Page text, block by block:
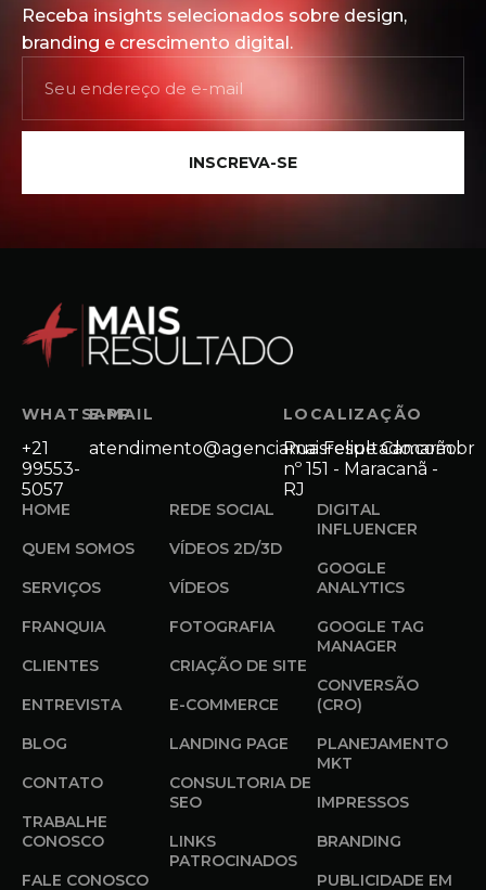
Receba insights selecionados sobre design,
branding e crescimento digital.
INSCREVA-SE
WHATSAPP
+21
99553-
5057
E-MAIL
atendimento@agenciamaisresultado.com.br
LOCALIZAÇÃO
Rua Felipe Camarão
nº 151 - Maracanã -
RJ
HOME
QUEM SOMOS
SERVIÇOS
FRANQUIA
CLIENTES
ENTREVISTA
BLOG
CONTATO
TRABALHE
CONOSCO
FALE CONOSCO
REDE SOCIAL
VÍDEOS 2D/3D
VÍDEOS
FOTOGRAFIA
CRIAÇÃO DE SITE
E-COMMERCE
LANDING PAGE
CONSULTORIA DE
SEO
LINKS
PATROCINADOS
DIGITAL
INFLUENCER
GOOGLE
ANALYTICS
GOOGLE TAG
MANAGER
CONVERSÃO
(CRO)
PLANEJAMENTO
MKT
IMPRESSOS
BRANDING
PUBLICIDADE EM